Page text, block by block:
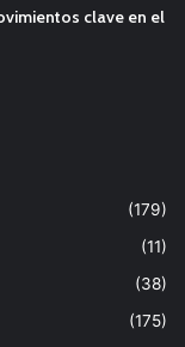
clave en el
(179)
(11)
(38)
(175)